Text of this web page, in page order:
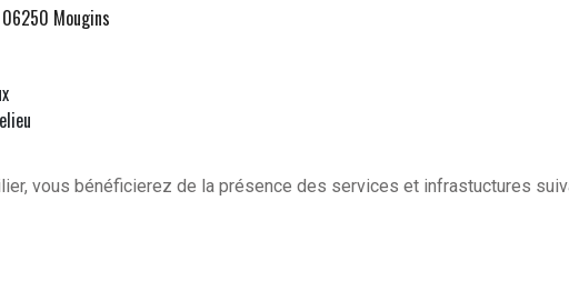
Mougins
vous bénéficierez de la présence des services et infrastuctures